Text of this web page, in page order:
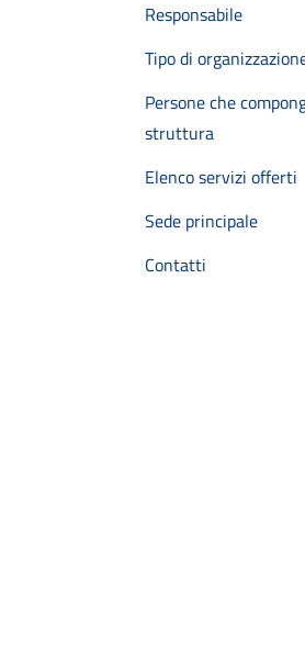
Responsabile
Tipo di
Persone che
struttura
Elenco servizi offerti
Sede principale
Contatti